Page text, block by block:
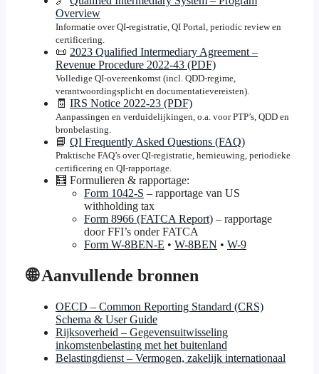
Overview
Informatie over QI-registratie, QI Portal, periodic review en
certificering.
📜 2023 Qualified Intermediary Agreement –
Revenue Procedure 2022-43 (PDF)
Volledige QI-overeenkomst (incl. QDD-regime,
verantwoordingsplicht en documentatievereisten).
🧾 IRS Notice 2022-23 (PDF)
Aanpassingen en verduidelijkingen, o.a. voor PTP’s, QDD en
bronbelasting.
📘 QI Frequently Asked Questions (FAQ)
Praktische FAQ’s over QI-registratie, hernieuwing, periodieke
certificering en QI-rapportage.
🧮 Formulieren & rapportage:
Form 1042-S – rapportage van US
withholding tax
Form 8966 (FATCA Report) – rapportage
door FFI’s onder FATCA
Form W-8BEN-E • W-8BEN • W-9
🌐 Aanvullende bronnen
OECD – Common Reporting Standard (CRS)
Schema & User Guide
Rijksoverheid – Gegevensuitwisseling
inkomstenbelasting met het buitenland
Belastingdienst – Vermogen, zakelijk internationaal